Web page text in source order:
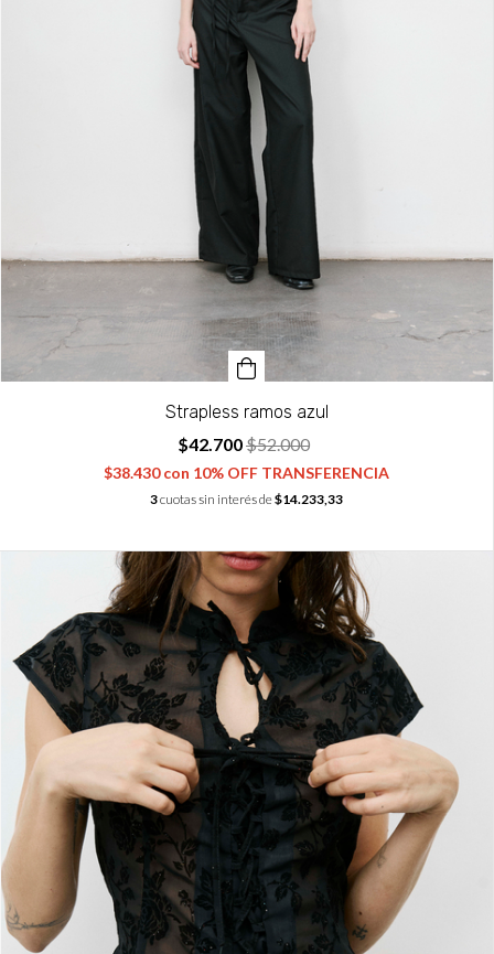
Strapless ramos azul
$42.700$52.000
$38.430con 10% OFF TRANSFERENCIA
3cuotas sin interés de$14.233,33